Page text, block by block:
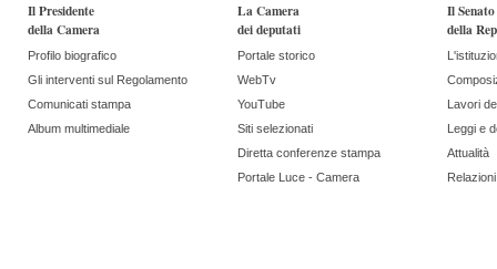
Il Presidente
della Camera
Profilo biografico
Gli interventi sul Regolamento
Comunicati stampa
Album multimediale
La Camera
dei deputati
Portale storico
WebTv
YouTube
Siti selezionati
Diretta conferenze stampa
Portale Luce - Camera
Il Senato
della
Lavori
Leggi e
Attualità